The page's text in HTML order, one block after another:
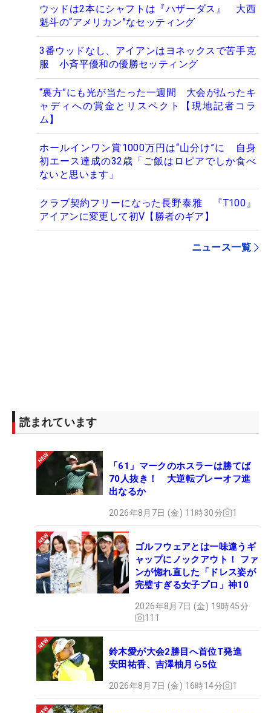
ウッドは2本にシャフトは『ハザーダス』 大西
魁斗の“アメリカン”なセッティング
3番ウッドなし、アイアンはヨネックスで苦手克
服 小斉平優和の優勝セッティング
“裏方”にも光が当たった一週間 大会が払ったキ
ャディへの賞金とリスペクト【現地記者コラ
ム】
ホールインワン賞1000万円は“山分け”に 自身
初エース達成の32歳「ご飯はロピアでしか食べ
ないと思います」
クラブ契約フリーになった長野泰雅 『T100』
アイアンに変更して初V【勝者のギア】
ニュース一覧
読まれています
「61」マークのホスラーは勝てば
70人抜き！ 大逆転プレーオフ進
出なるか
2026年8月7日 (金) 11時30分 1
ゴルフウェアとは一味違うギ
ャップにノックアウト！ ファ
ンが惚れ直した「ドレス姿が
完璧すぎる女子プロ」神10
2026年8月7日 (金) 19時45分
111
鈴木愛が大会2勝目へ首位T発進
安田祐香、吉澤柚月ら5位
2026年8月7日 (金) 16時14分 1